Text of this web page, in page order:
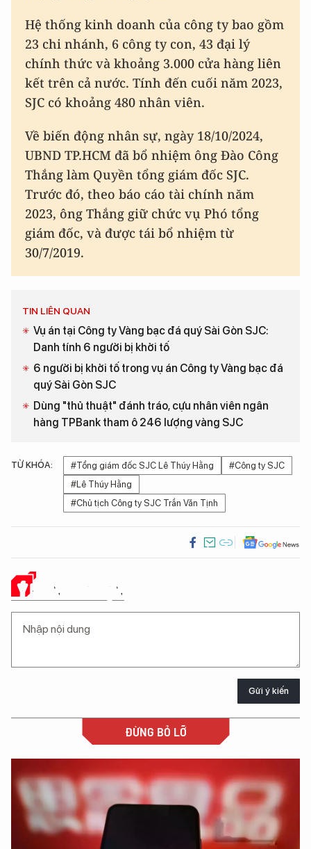
Hệ thống kinh doanh của công ty bao gồm
23 chi nhánh, 6 công ty con, 43 đại lý
chính thức và khoảng 3.000 cửa hàng liên
kết trên cả nước. Tính đến cuối năm 2023,
SJC có khoảng 480 nhân viên.
Về biến động nhân sự, ngày 18/10/2024,
UBND TP.HCM đã bổ nhiệm ông Đào Công
Thắng làm Quyền tổng giám đốc SJC.
Trước đó, theo báo cáo tài chính năm
2023, ông Thắng giữ chức vụ Phó tổng
giám đốc, và được tái bổ nhiệm từ
30/7/2019.
TIN LIÊN QUAN
Vụ án tại Công ty Vàng bạc đá quý Sài Gòn SJC:
Danh tính 6 người bị khởi tố
6 người bị khởi tố trong vụ án Công ty Vàng bạc đá
quý Sài Gòn SJC
Dùng "thủ thuật" đánh tráo, cựu nhân viên ngân
hàng TPBank tham ô 246 lượng vàng SJC
TỪ KHÓA: #Tổng giám đốc SJC Lê Thúy Hằng
#Công ty SJC
#Lê Thúy Hằng
#Chủ tịch Công ty SJC Trần Văn Tịnh
Ý KIẾN CỦA BẠN
Gửi ý kiến
ĐỪNG BỎ LỠ